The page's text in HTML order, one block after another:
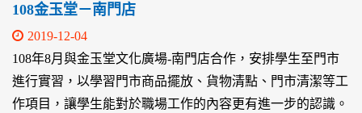
108金玉堂－南門店
2019-12-04
108年8月與金玉堂文化廣場-南門店合作，安排學生至門市
進行實習，以學習門市商品擺放、貨物清點、門市清潔等工
作項目，讓學生能對於職場工作的內容更有進一步的認識。